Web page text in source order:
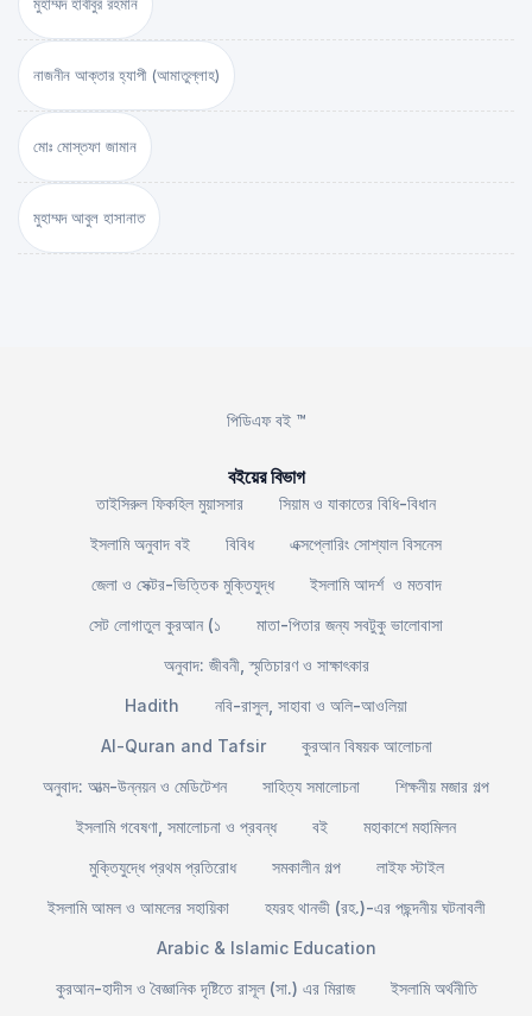
নাজনীন আক্তার হ্যাপী (আমাতুল্লাহ)
মোঃ মোস্তফা জামান
মুহাম্মদ আবুল হাসানাত
পিডিএফ বই ™
বইয়ের বিভাগ
তাইসিরুল ফিকহিল মুয়াসসার
সিয়াম ও যাকাতের বিধি-বিধান
ইসলামি অনুবাদ বই
বিবিধ
এক্সপ্লোরিং সোশ্যাল বিসনেস
জেলা ও সেক্টর-ভিত্তিক মুক্তিযুদ্ধ
ইসলামি আদর্শ ও মতবাদ
সেট লোগাতুল কুরআন (১
মাতা-পিতার জন্য সবটুকু ভালোবাসা
অনুবাদ: জীবনী, স্মৃতিচারণ ও সাক্ষাৎকার
Hadith
নবি-রাসুল, সাহাবা ও অলি-আওলিয়া
Al-Quran and Tafsir
কুরআন বিষয়ক আলোচনা
অনুবাদ: আত্ম-উন্নয়ন ও মেডিটেশন
সাহিত্য সমালোচনা
শিক্ষনীয় মজার গল্প
ইসলামি গবেষণা, সমালোচনা ও প্রবন্ধ
বই
মহাকাশে মহামিলন
মুক্তিযুদ্ধে প্রথম প্রতিরোধ
সমকালীন গল্প
লাইফ স্টাইল
ইসলামি আমল ও আমলের সহায়িকা
হযরহ থানভী (রহ.)-এর পছন্দনীয় ঘটনাবলী
Arabic & Islamic Education
কুরআন-হাদীস ও বৈজ্ঞানিক দৃষ্টিতে রাসূল (সা.) এর মিরাজ
ইসলামি অর্থনীতি